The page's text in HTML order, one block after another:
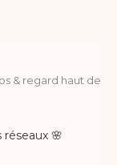
& regard haut de
🌸